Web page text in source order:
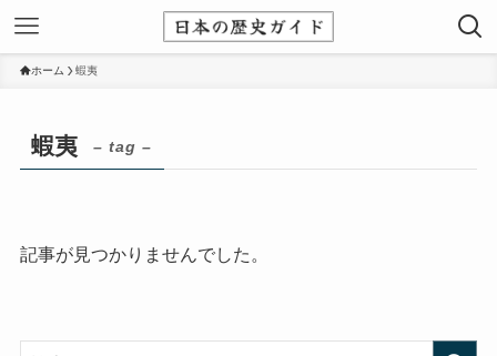
ホーム 蝦夷
蝦夷 – tag –
記事が見つかりませんでした。